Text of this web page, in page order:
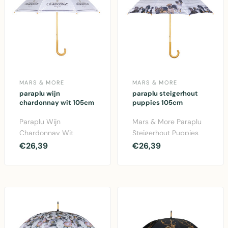
MARS & MORE
paraplu wijn
chardonnay wit 105cm
Paraplu Wijn
Chardonnay Wit
105cm van Mars &
€26,39
MARS & MORE
paraplu steigerhout
puppies 105cm
Mars & More Paraplu
Steigerhout Puppies
105cm - Kleurrijke
€26,39